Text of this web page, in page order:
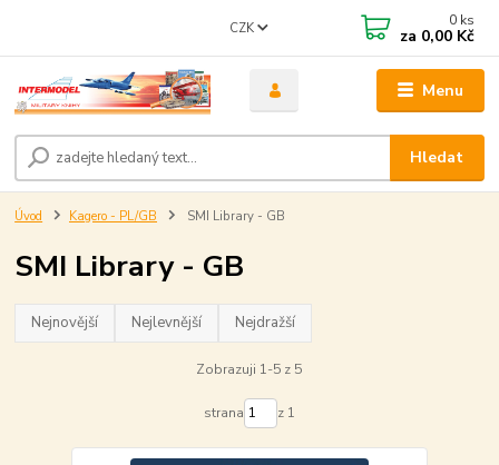
Menu
CZK
Hledat
0 ks
za 0,00 Kč
Úvod Kagero - PL/GB SMI Library - GB
SMI Library - GB
Nejnovější Nejlevnější Nejdražší
Zobrazuji 1-5 z 5
strana z 1